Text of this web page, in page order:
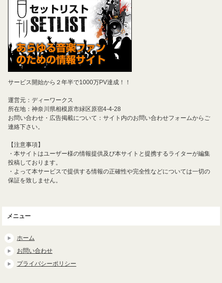
サービス開始から２年半で1000万PV達成！！
運営元：ディーワークス
所在地：神奈川県相模原市緑区原宿4-4-28
お問い合わせ・広告掲載について：サイト内のお問い合わせフォームからご
連絡下さい。
【注意事項】
・本サイトはユーザー様の情報提供及び本サイトと提携するライターが編集
投稿しております。
・よって本サービスで提供する情報の正確性や完全性などについては一切の
保証を致しません。
メニュー
ホーム
お問い合わせ
プライバシーポリシー